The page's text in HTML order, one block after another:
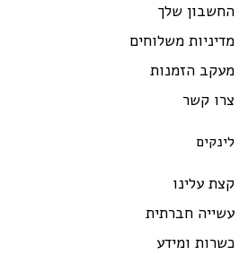
שלך
משלוחים
הזמנות
קשר
עלינו
חברתית
ומידע